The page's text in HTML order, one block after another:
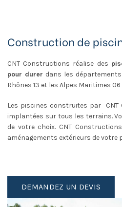
Construction de
CNT Constructions réalise des
pour durer dans les
Rhônes 13 et les Alpes Maritimes 06
Les piscines construites par
implantées sur tous les terrains.
de votre choix. CNT
aménagements extérieurs de votre
DEMANDEZ UN DEVIS